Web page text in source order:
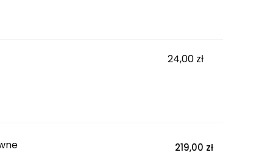
24,00 zł
219,00 zł